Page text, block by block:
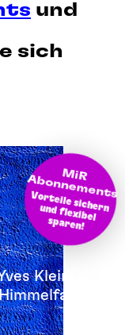
und
sich
M
iR A
bonnem
ents
Vorteile sichern und flexibel
sparen!
Klein und